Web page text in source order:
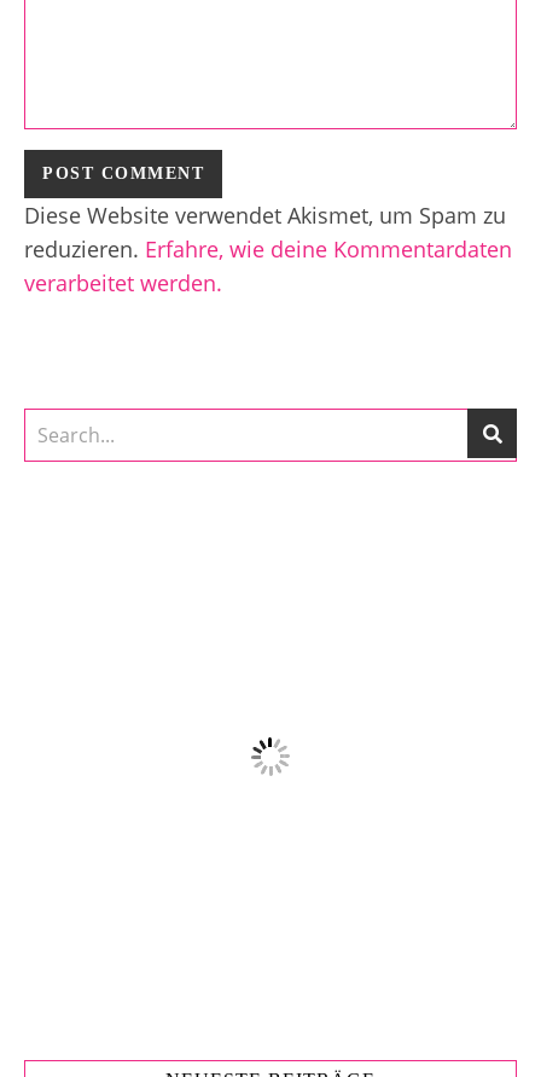
Diese Website verwendet Akismet, um Spam zu
reduzieren. Erfahre, wie deine Kommentardaten
verarbeitet werden.